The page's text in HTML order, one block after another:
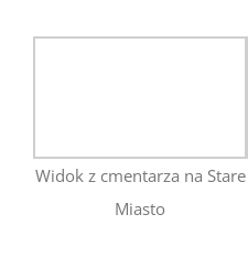
Widok z cmentarza na Stare
Miasto